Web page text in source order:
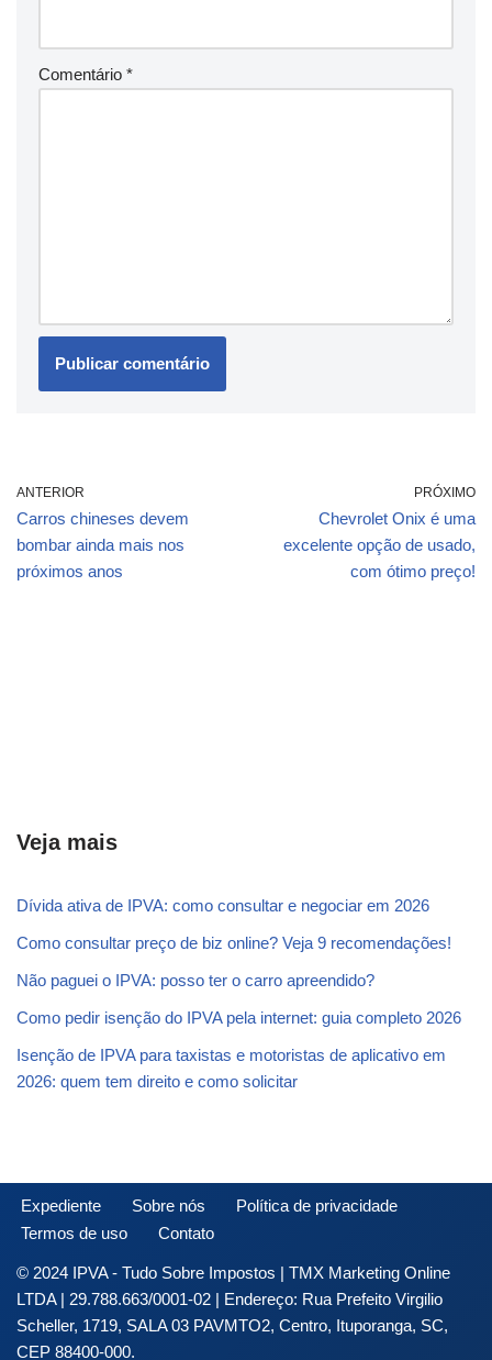
Comentário *
ANTERIOR
Carros chineses devem
bombar ainda mais nos
próximos anos
PRÓXIMO
Chevrolet Onix é uma
excelente opção de usado,
com ótimo preço!
Veja mais
Dívida ativa de IPVA: como consultar e negociar em 2026
Como consultar preço de biz online? Veja 9 recomendações!
Não paguei o IPVA: posso ter o carro apreendido?
Como pedir isenção do IPVA pela internet: guia completo 2026
Isenção de IPVA para taxistas e motoristas de aplicativo em
2026: quem tem direito e como solicitar
Expediente Sobre nós
Política de privacidade
Termos de uso
Contato
© 2024 IPVA - Tudo Sobre Impostos | TMX Marketing Online
LTDA | 29.788.663/0001-02 | Endereço: Rua Prefeito Virgilio
Scheller, 1719, SALA 03 PAVMTO2, Centro, Ituporanga, SC,
CEP 88400-000.